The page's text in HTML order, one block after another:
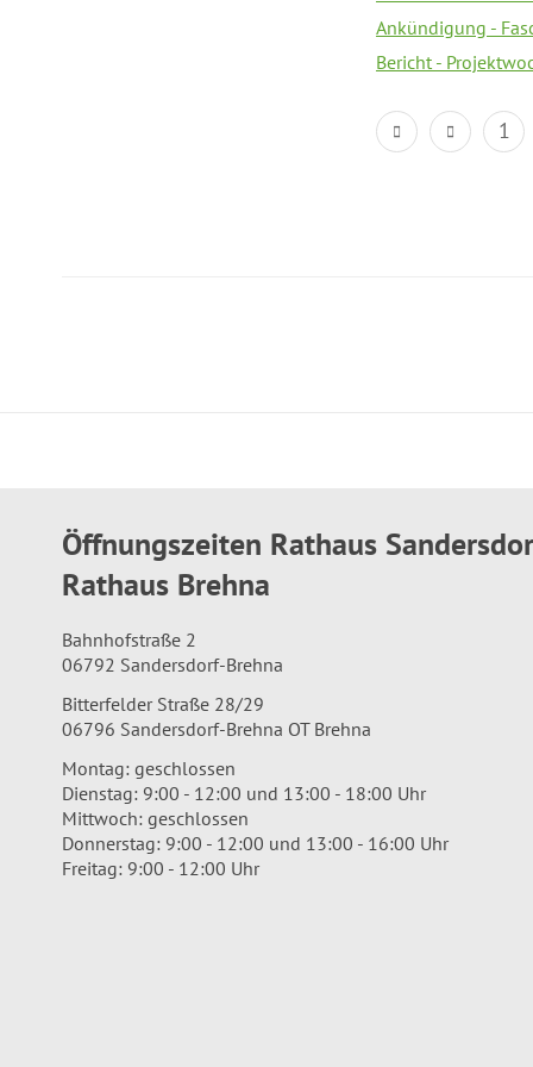
Ankündigung -
Bericht -
1
Öffnungszeiten Rathaus
Rathaus Brehna
Bahnhofstraße 2
06792 Sandersdorf-Brehna
Bitterfelder Straße 28/29
06796 Sandersdorf-Brehna OT Brehna
Montag: geschlossen
Dienstag: 9:00 - 12:00 und 13:00 - 18:00 Uhr
Mittwoch: geschlossen
Donnerstag: 9:00 - 12:00 und 13:00 - 16:00 Uhr
Freitag: 9:00 - 12:00 Uhr